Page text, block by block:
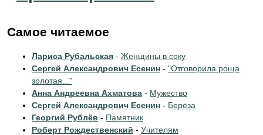
Самое читаемое
Лариса Рубальская - Женщины в соку
Сергей Александрович Есенин - "Отговорила роща
золотая..."
Анна Андреевна Ахматова - Мужество
Сергей Александрович Есенин - Берёза
Георгий Рублёв - Памятник
Роберт Рождественский - Учителям